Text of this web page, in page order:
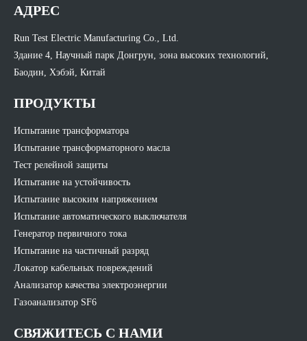
АДРЕС
Run Test Electric Manufacturing Co., Ltd.
Здание 4, Научный парк Донгрун, зона высоких технологий,
Баодин, Хэбэй, Китай
ПРОДУКТЫ
Испытание трансформатора
Испытание трансформаторного масла
Тест релейной защиты
Испытание на устойчивость
Испытание высоким напряжением
Испытание автоматического выключателя
Генератор первичного тока
Испытание на частичный разряд
Локатор кабельных повреждений
Анализатор качества электроэнергии
Газоанализатор SF6
СВЯЖИТЕСЬ С НАМИ